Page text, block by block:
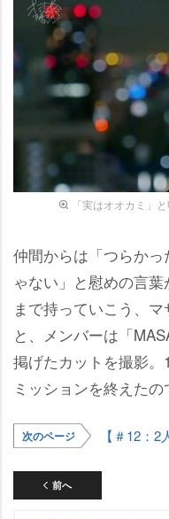
「実はオオカミ」
仲間からは「つらか
ゃない」と慰めの言
まで持っていこう、
と、メンバーは「
掲げたカットを撮影
ミッションを終えたの
次のページ 【＃12：
前へ